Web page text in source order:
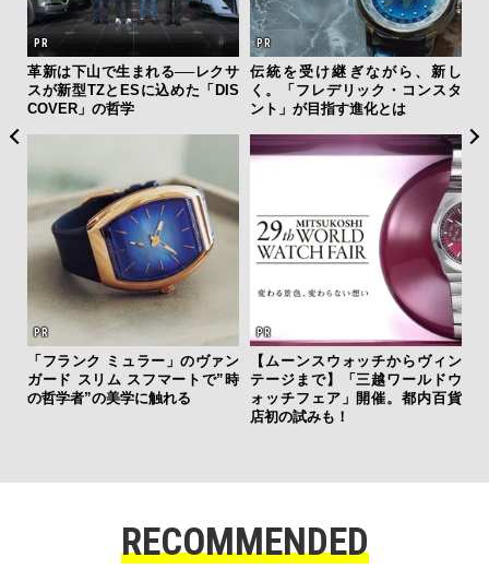
レクサ
た「DIS
伝統を受け継ぎながら、新し
く。「フレデリック・コンスタ
ント」が目指す進化とは
ヴァン
トで”時
【ムーンスウォッチからヴィン
テージまで】「三越ワールドウ
ォッチフェア」開催。都内百貨
“スワロフスキー クリエイテッ
ダイヤモンズ コレクション”が
明！ ラボ発「未来のダイヤ」
RECOMMENDED